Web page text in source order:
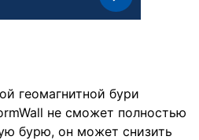
геомагнитной бури
не сможет полностью
бурю, он может снизить